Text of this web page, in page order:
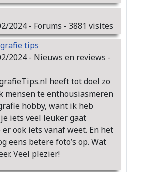
2024 - Forums - 3881 visites
tips
2024 - Nieuws en reviews -
heeft tot doel zo
mensen te enthousiasmeren
hobby, want ik heb
iets veel leuker gaat
ook iets vanaf weet. En het
eens betere foto’s op. Wat
Veel plezier!